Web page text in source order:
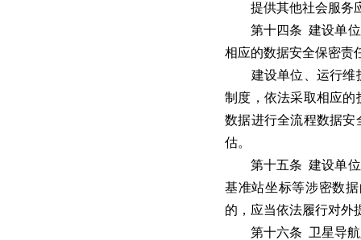
提供其他社会服务应
第十四条 建设单位
相应的数据安全保密责
建设单位、运行维护
制度，依法采取相应的
数据进行全流程数据安
估。
第十五条 建设单位
基准站坐标等涉密数
的，应当依法履行对外
第十六条 卫星导航